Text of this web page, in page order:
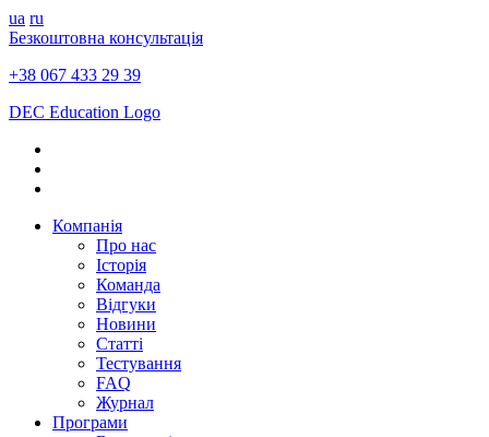
ua ru
Безкоштовна консультація
+38 067 433 29 39
DEC Education Logo
Компанія
Про нас
Історія
Команда
Відгуки
Новини
Статті
Тестування
FAQ
Журнал
Програми